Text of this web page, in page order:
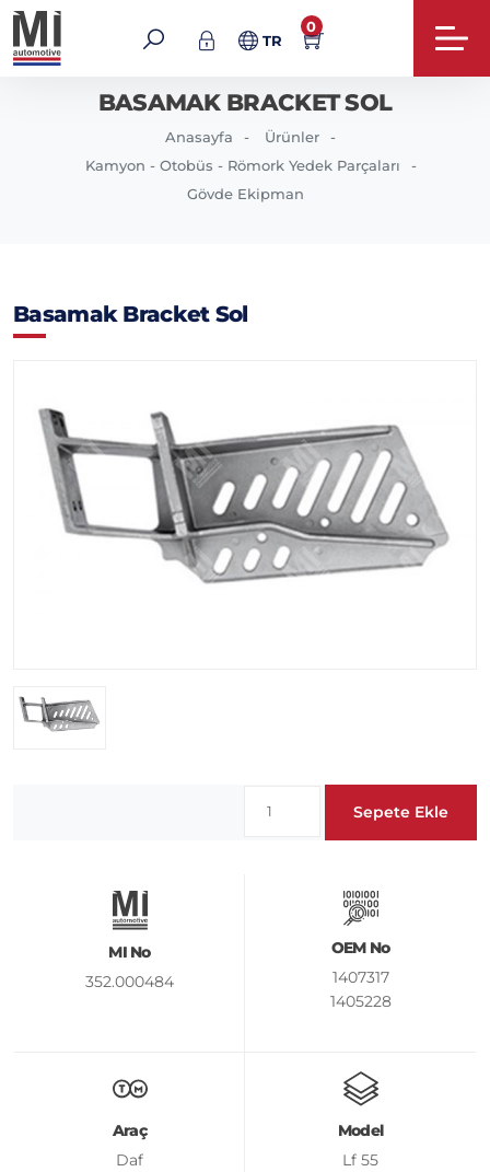
TR
0
BASAMAK BRACKET SOL
Anasayfa
Ürünler
Kamyon - Otobüs - Römork Yedek Parçaları
Gövde Ekipman
Basamak Bracket Sol
Sepete Ekle
MI No
352.000484
OEM No
1407317
1405228
Araç
Daf
Model
Lf 55